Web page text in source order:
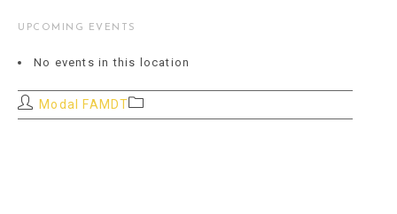
UPCOMING EVENTS
No events in this location
Auteur/autrice
de
Modal FAMDTPost
category: